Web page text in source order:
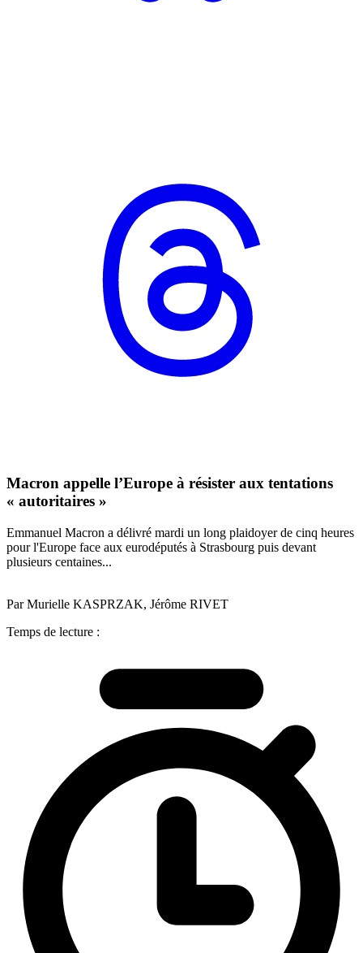
Macron appelle l’Europe à résister aux tentations
« autoritaires »
Emmanuel Macron a délivré mardi un long plaidoyer de cinq heures
pour l'Europe face aux eurodéputés à Strasbourg puis devant
plusieurs centaines...
Par Murielle KASPRZAK, Jérôme RIVET
Temps de lecture :